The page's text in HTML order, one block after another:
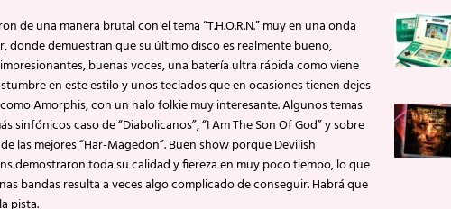
de una manera brutal con el tema “T.H.O.R.N.” muy en una onda
donde demuestran que su último disco es realmente bueno,
buenas voces, una batería ultra rápida como viene
en este estilo y unos teclados que en ocasiones tienen dejes
Amorphis, con un halo folkie muy interesante. Algunos temas
sinfónicos caso de “Diabolicanos”, “I Am The Son Of God” y sobre
las mejores “Har-Magedon”. Buen show porque Devilish
demostraron toda su calidad y fiereza en muy poco tiempo, lo que
bandas resulta a veces algo complicado de conseguir. Habrá que